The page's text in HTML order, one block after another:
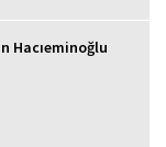
Hacıeminoğlu